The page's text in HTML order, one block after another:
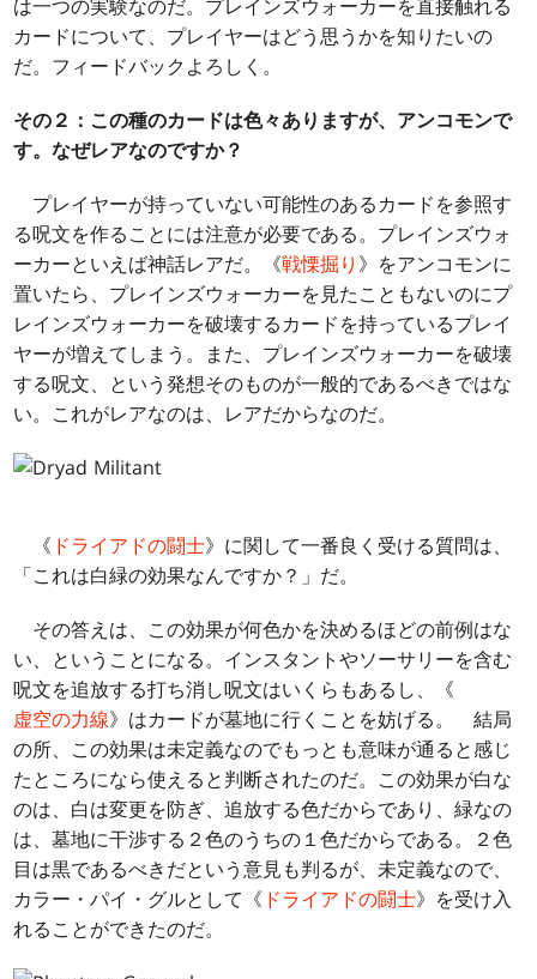
は一つの実験なのだ。プレインズウォーカーを直接触れる
カードについて、プレイヤーはどう思うかを知りたいの
だ。フィードバックよろしく。
その２：この種のカードは色々ありますが、アンコモンで
す。なぜレアなのですか？
プレイヤーが持っていない可能性のあるカードを参照す
る呪文を作ることには注意が必要である。プレインズウォ
ーカーといえば神話レアだ。《戦慄掘り 》をアンコモンに
置いたら、プレインズウォーカーを見たこともないのにプ
レインズウォーカーを破壊するカードを持っているプレイ
ヤーが増えてしまう。また、プレインズウォーカーを破壊
する呪文、という発想そのものが一般的であるべきではな
い。これがレアなのは、レアだからなのだ。
《 ドライアドの闘士》に関して一番良く受ける質問は、
「これは白緑の効果なんですか？」だ。
その答えは、この効果が何色かを決めるほどの前例はな
い、ということになる。インスタントやソーサリーを含む
呪文を追放する打ち消し呪文はいくらもあるし、《
虚空の力線》はカードが墓地に行くことを妨げる。 結局
の所、この効果は未定義なのでもっとも意味が通ると感じ
たところになら使えると判断されたのだ。この効果が白な
のは、白は変更を防ぎ、追放する色だからであり、緑なの
は、墓地に干渉する２色のうちの１色だからである。２色
目は黒であるべきだという意見も判るが、未定義なので、
カラー・パイ・グルとして《 ドライアドの闘士》を受け入
れることができたのだ。